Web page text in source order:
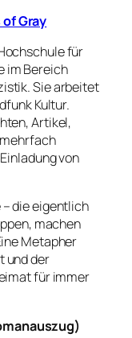
Gray
für
im Bereich
Sie arbeitet
Kultur.
Artikel,
von
die eigentlich
machen
Metapher
und der
für immer